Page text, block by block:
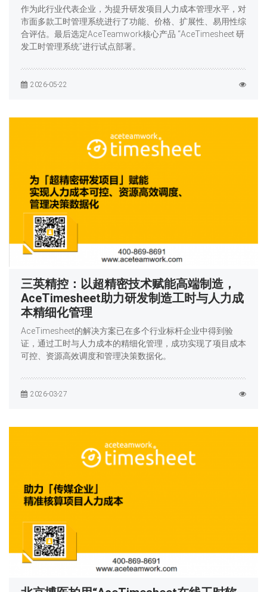
作为此行业代表企业，为提升研发项目人力成本管理水平，对
市面多款工时管理系统进行了功能、价格、扩展性、易用性综
合评估。最后选定AceTeamwork核心产品 “AceTimesheet 研
发工时管理系统”进行试点部署。
2026-05-22
三英精控：以超精密技术赋能高端制造，
AceTimesheet助力研发制造工时与人力成
本精细化管理
AceTimesheet的解决方案已在多个行业标杆企业中得到验
证，通过工时与人力成本的精细化管理，成功实现了项目成本
可控、资源高效调度和管理决策数据化。
2026-03-27